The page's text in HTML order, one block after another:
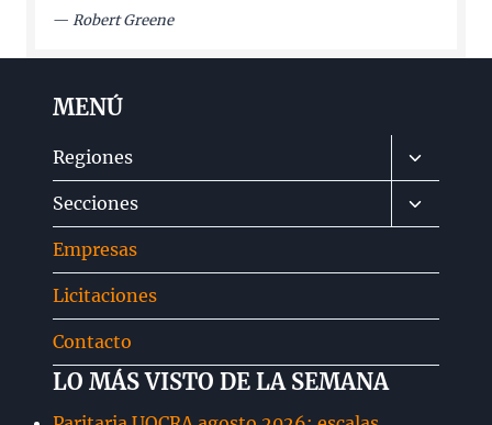
— Robert Greene
MENÚ
Regiones
Alternar
menú
hijo
Secciones
Alternar
menú
Empresas
Licitaciones
Contacto
LO MÁS VISTO DE LA SEMANA